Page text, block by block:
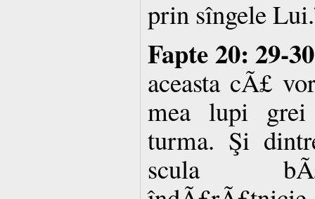
prin sîngele
Fapte 20: 29-30
aceasta cÃ£
mea lupi
turma. Şi
scula